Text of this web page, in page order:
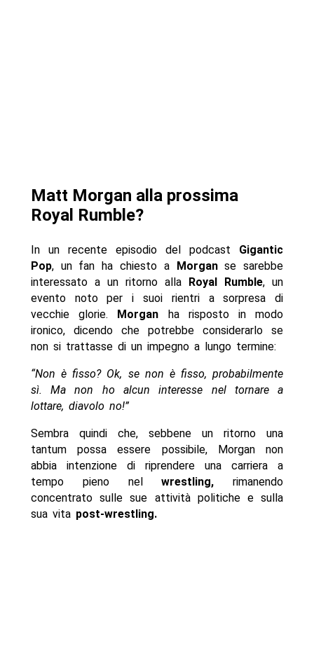
Matt Morgan alla prossima
Royal Rumble?
In un recente episodio del podcast Gigantic
Pop, un fan ha chiesto a Morganse sarebbe
interessato a un ritorno alla Royal Rumble, un
evento noto per i suoi rientri a sorpresa di
vecchie glorie.
Morgan ha risposto in modo
ironico, dicendo che potrebbe considerarlo se
non si trattasse di un impegno a lungo termine:
“Non è fisso? Ok, se non è fisso, probabilmente
sì. Ma non ho alcun interesse nel tornare a
lottare, diavolo no!”
Sembra quindi che, sebbene un ritorno una
tantum possa essere possibile, Morgan non
abbia intenzione di riprendere una carriera a
tempo pieno nelwrestling, rimanendo
concentrato sulle sue attività politiche e sulla
sua vita post-wrestling.